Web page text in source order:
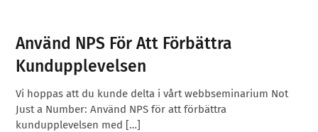
Använd NPS För Att Förbättra
Kundupplevelsen
Vi hoppas att du kunde delta i vårt webbseminarium Not
Just a Number: Använd NPS för att förbättra
kundupplevelsen med […]